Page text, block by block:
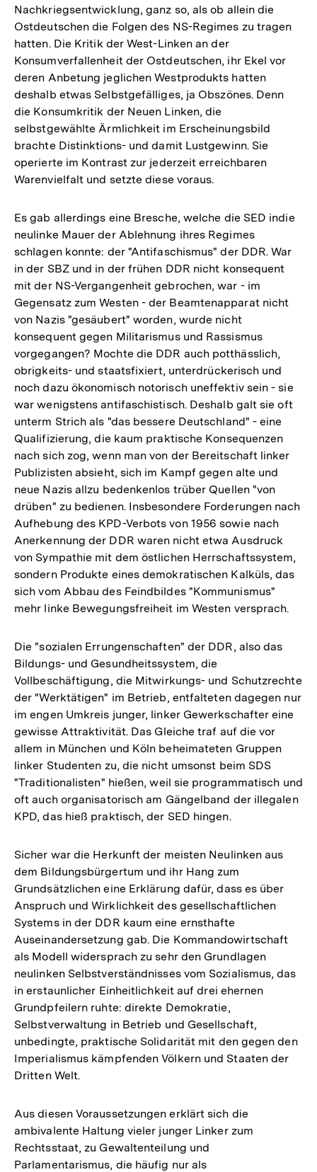
Nachkriegsentwicklung, ganz so, als ob allein die
Ostdeutschen die Folgen des NS-Regimes zu tragen
hatten. Die Kritik der West-Linken an der
Konsumverfallenheit der Ostdeutschen, ihr Ekel vor
deren Anbetung jeglichen Westprodukts hatten
deshalb etwas Selbstgefälliges, ja Obszönes. Denn
die Konsumkritik der Neuen Linken, die
selbstgewählte Ärmlichkeit im Erscheinungsbild
brachte Distinktions- und damit Lustgewinn. Sie
operierte im Kontrast zur jederzeit erreichbaren
Warenvielfalt und setzte diese voraus.
Es gab allerdings eine Bresche, welche die SED indie
neulinke Mauer der Ablehnung ihres Regimes
schlagen konnte: der "Antifaschismus" der DDR. War
in der SBZ und in der frühen DDR nicht konsequent
mit der NS-Vergangenheit gebrochen, war - im
Gegensatz zum Westen - der Beamtenapparat nicht
von Nazis "gesäubert" worden, wurde nicht
konsequent gegen Militarismus und Rassismus
vorgegangen? Mochte die DDR auch potthässlich,
obrigkeits- und staatsfixiert, unterdrückerisch und
noch dazu ökonomisch notorisch uneffektiv sein - sie
war wenigstens antifaschistisch. Deshalb galt sie oft
unterm Strich als "das bessere Deutschland" - eine
Qualifizierung, die kaum praktische Konsequenzen
nach sich zog, wenn man von der Bereitschaft linker
Publizisten absieht, sich im Kampf gegen alte und
neue Nazis allzu bedenkenlos trüber Quellen "von
drüben" zu bedienen. Insbesondere Forderungen nach
Aufhebung des KPD-Verbots von 1956 sowie nach
Anerkennung der DDR waren nicht etwa Ausdruck
von Sympathie mit dem östlichen Herrschaftssystem,
sondern Produkte eines demokratischen Kalküls, das
sich vom Abbau des Feindbildes "Kommunismus"
mehr linke Bewegungsfreiheit im Westen versprach.
Die "sozialen Errungenschaften" der DDR, also das
Bildungs- und Gesundheitssystem, die
Vollbeschäftigung, die Mitwirkungs- und Schutzrechte
der "Werktätigen" im Betrieb, entfalteten dagegen nur
im engen Umkreis junger, linker Gewerkschafter eine
gewisse Attraktivität. Das Gleiche traf auf die vor
allem in München und Köln beheimateten Gruppen
linker Studenten zu, die nicht umsonst beim SDS
"Traditionalisten" hießen, weil sie programmatisch und
oft auch organisatorisch am Gängelband der illegalen
KPD, das hieß praktisch, der SED hingen.
Sicher war die Herkunft der meisten Neulinken aus
dem Bildungsbürgertum und ihr Hang zum
Grundsätzlichen eine Erklärung dafür, dass es über
Anspruch und Wirklichkeit des gesellschaftlichen
Systems in der DDR kaum eine ernsthafte
Auseinandersetzung gab. Die Kommandowirtschaft
als Modell widersprach zu sehr den Grundlagen
neulinken Selbstverständnisses vom Sozialismus, das
in erstaunlicher Einheitlichkeit auf drei ehernen
Grundpfeilern ruhte: direkte Demokratie,
Selbstverwaltung in Betrieb und Gesellschaft,
unbedingte, praktische Solidarität mit den gegen den
Imperialismus kämpfenden Völkern und Staaten der
Dritten Welt.
Aus diesen Voraussetzungen erklärt sich die
ambivalente Haltung vieler junger Linker zum
Rechtsstaat, zu Gewaltenteilung und
Parlamentarismus, die häufig nur als